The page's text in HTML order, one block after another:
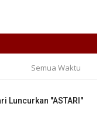
Semua Waktu
Luncurkan "ASTARI"